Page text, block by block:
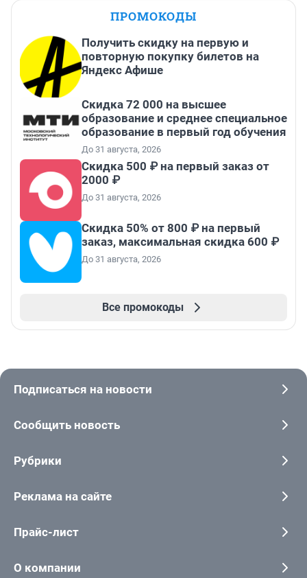
ПРОМОКОДЫ
Получить скидку на первую и
повторную покупку билетов на
Яндекс Афише
Скидка 72 000 на высшее
образование и среднее специальное
образование в первый год обучения
До 31 августа, 2026
Скидка 500 ₽ на первый заказ от
2000 ₽
До 31 августа, 2026
Скидка 50% от 800 ₽ на первый
заказ, максимальная скидка 600 ₽
До 31 августа, 2026
Все промокоды
Подписаться на новости
Сообщить новость
Рубрики
Реклама на сайте
Прайс-лист
О компании